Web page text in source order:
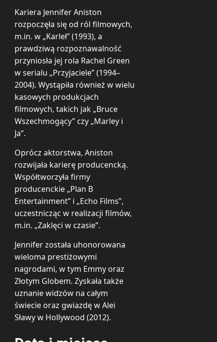
Kariera Jennifer Aniston
rozpoczęła się od ról filmowych,
m.in. w „Karleł” (1993), a
prawdziwą rozpoznawalność
przyniosła jej rola Rachel Green
w serialu „Przyjaciele” (1994–
2004). Wystąpiła również w wielu
kasowych produkcjach
filmowych, takich jak „Bruce
Wszechmogący” czy „Marley i
Ja”.
Oprócz aktorstwa, Aniston
rozwijała karierę producencką.
Współtworzyła firmy
producenckie „Plan B
Entertainment” i „Echo Films”,
uczestnicząc w realizacji filmów,
m.in. „Zaklęci w czasie”.
Jennifer została uhonorowana
wieloma prestiżowymi
nagrodami, w tym Emmy oraz
Złotym Globem. Zyskała także
uznanie widzów na całym
świecie oraz gwiazdę w Alei
Sławy w Hollywood (2012).